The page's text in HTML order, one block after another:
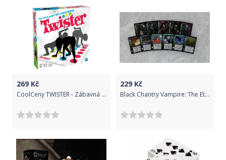
269 Kč
CoolCeny TWISTER - Zábavná společenská hra.
229 Kč
Black Chantry Vampire: The Eternal Struggle TCG - Promo Pack Icons